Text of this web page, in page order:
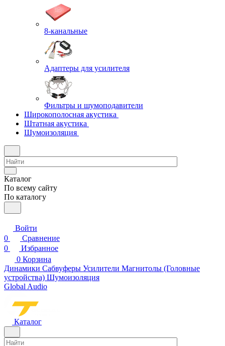
8-канальные
Адаптеры для усилителя
Фильтры и шумоподавители
Широкополосная акустика
Штатная акустика
Шумоизоляция
Каталог
По всему сайту
По каталогу
Войти
0
Сравнение
0
Избранное
0 Корзина
Динамики Сабвуферы Усилители Магнитолы (Головные
устройства) Шумоизоляция
Global Audio
Каталог